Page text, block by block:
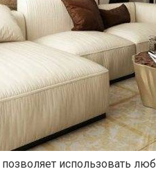
позволяет использовать